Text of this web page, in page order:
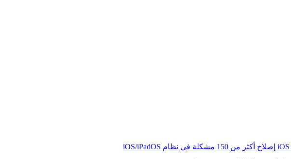
إصلاح أكثر من 150 مشكلة في نظام iOS/iPadOS